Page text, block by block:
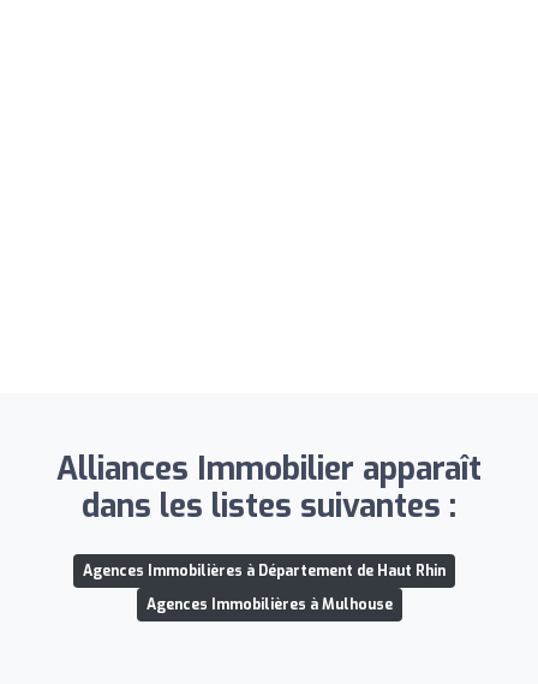
Alliances Immobilier apparaît
dans les listes suivantes :
Agences Immobilières à Département de Haut Rhin
Agences Immobilières à Mulhouse